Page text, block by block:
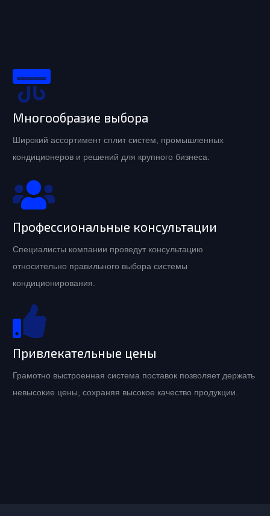
Многообразие выбора
Широкий ассортимент сплит систем, промышленных
кондиционеров и решений для крупного бизнеса.
Профессиональные консультации
Специалисты компании проведут консультацию
относительно правильного выбора системы
кондиционирования.
Привлекательные цены
Грамотно выстроенная система поставок позволяет держать
невысокие цены, сохраняя высокое качество продукции.